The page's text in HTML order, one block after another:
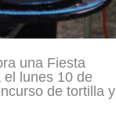
una Fiesta
el lunes 10 de
de tortilla y